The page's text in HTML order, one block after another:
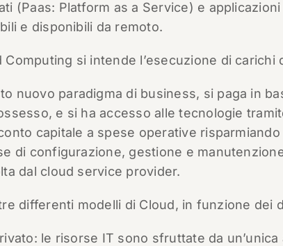
(Paas: Platform as a Service) e
e disponibili da remoto.
Computing si intende l’esecuzione di carichi
nuovo paradigma di business, si paga in
e si ha accesso alle tecnologie
capitale a spese operative
di configurazione, gestione e
dal cloud service provider.
differenti modelli di Cloud, in funzione dei
le risorse IT sono sfruttate da